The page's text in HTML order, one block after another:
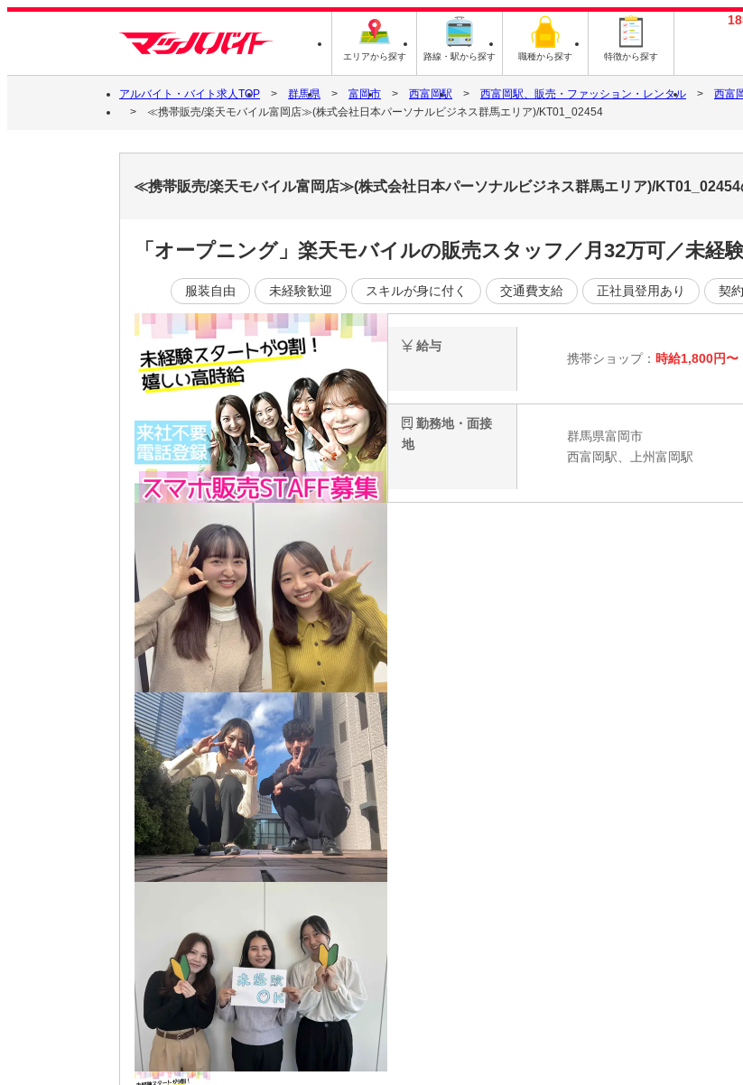
エリアから探す 路線・駅から探す 職種から探す 特徴から探す
アルバイト・バイト求人TOP 群馬県 富岡市 西富岡駅 西富岡駅、販売・ファッション・レンタル
西富
≪携帯販売/楽天モバイル富岡店≫(株式会社日本パーソナルビジネス群馬エリア)/KT01_02454
≪携帯販売/楽天モバイル富岡店≫(株式会社日本パーソナルビジネス群馬エリア)/
「オープニング」楽天モバイルの販売スタッフ／月32万可／未経
服装自由 未経験歓迎 スキルが身に付く 交通費支給 正社員登用あり 契
給与
携帯ショップ： 時給1,800円〜
勤務地・面接
地
群馬県富岡市
西富岡駅、上州富岡駅